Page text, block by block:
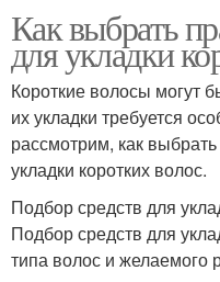
Как выбрать
для укладки
Короткие волосы могут
их укладки требуется
рассмотрим, как
укладки коротких волос.
Подбор средств для
Подбор средств для
типа волос и желаемого